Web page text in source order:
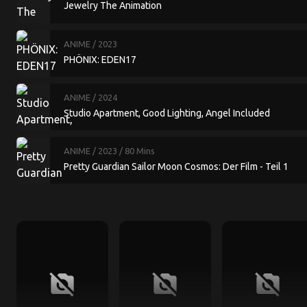
Jewelry The Animation
ANIME / 2023
PHÖNIX: EDEN17
ANIME / 2024
Studio Apartment, Good Lighting, Angel Included
ANIME / 2023 / 80 Mins
Pretty Guardian Sailor Moon Cosmos: Der Film - Teil 1
no_photography no_photography no_photography